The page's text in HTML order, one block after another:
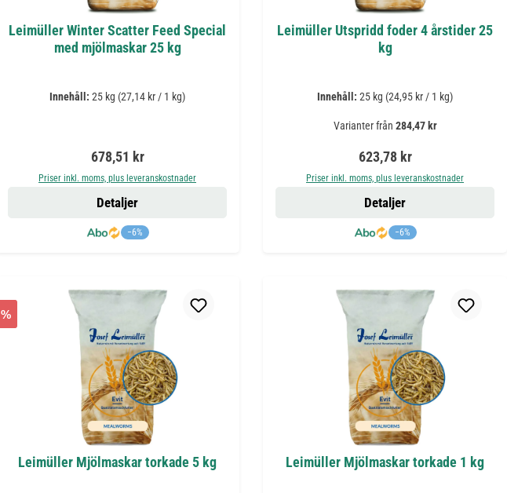
Leimüller Winter Scatter Feed Special
med mjölmaskar 25 kg
Innehåll: 25 kg (27,14 kr / 1 kg)
Ordinarie pris:
678,51 kr
Priser inkl. moms, plus leveranskostnader
−6%
Detaljer
Leimüller Utspridd foder 4 årstider 25
kg
Innehåll: 25 kg (24,95 kr / 1 kg)
Varianter från 284,47 kr
Ordinarie pris:
623,78 kr
Priser inkl. moms, plus leveranskostnader
−6%
Detaljer
%
Leimüller Mjölmaskar torkade 5 kg Leimüller Mjölmaskar torkade 1 kg